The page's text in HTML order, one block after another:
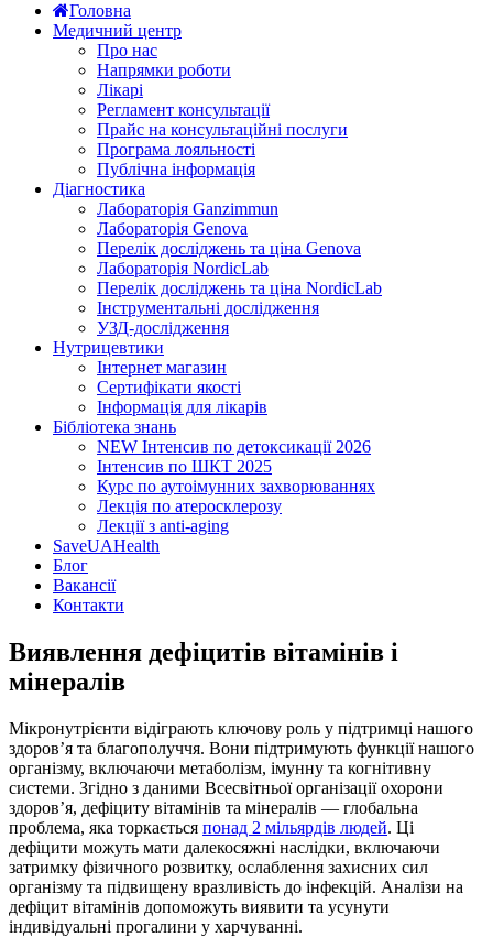
Головна
Медичний центр
Про нас
Напрямки роботи
Лікарі
Регламент консультації
Прайс на консультаційні послуги
Програма лояльності
Публічна інформація
Діагностика
Лабораторія Ganzimmun
Лабораторія Genova
Перелік досліджень та ціна Genova
Лабораторія NordicLab
Перелік досліджень та ціна NordicLab
Інструментальні дослідження
УЗД-дослідження
Нутрицевт​ики
Інтернет магазин
Сертифікати якості
Інформація для лікарів
Бібліотека знань
NEW Інтенсив по детоксикації 2026
Інтенсив по ШКТ 2025
Курс по аутоімунних захворюваннях
Лекція по атеросклерозу
Лекції з anti-aging
SaveUAHealth
Блог
Вакансії
Контакти
Виявлення дефіцитів вітамінів і
мінералів
Мікронутрієнти відіграють ключову роль у підтримці нашого
здоров’я та благополуччя. Вони підтримують функції нашого
організму, включаючи метаболізм, імунну та когнітивну
системи. Згідно з даними Всесвітньої організації охорони
здоров’я, дефіциту вітамінів та мінералів — глобальна
проблема, яка торкається понад 2 мільярдів людей. Ці
дефіцити можуть мати далекосяжні наслідки, включаючи
затримку фізичного розвитку, ослаблення захисних сил
організму та підвищену вразливість до інфекцій. Аналізи на
дефіцит вітамінів допоможуть виявити та усунути
індивідуальні прогалини у харчуванні.